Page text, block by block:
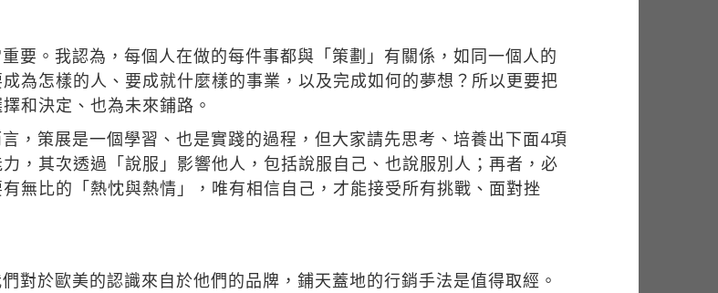
要。我認為，每個人在做的每件事都與「策劃」有關係，如同一個人的
為怎樣的人、要成就什麼樣的事業，以及完成如何的夢想？所以更要把
和決定、也為未來鋪路。
，策展是一個學習、也是實踐的過程，但大家請先思考、培養出下面4項
，其次透過「說服」影響他人，包括說服自己、也說服別人；再者，必
無比的「熱忱與熱情」，唯有相信自己，才能接受所有挑戰、面對挫
對於歐美的認識來自於他們的品牌，鋪天蓋地的行銷手法是值得取經。